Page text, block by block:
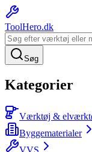
ToolHero.dk
Søg
Kategorier
Værktøj &
Byggematerialer
VVS